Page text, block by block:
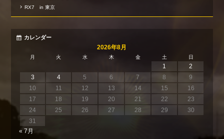
RX7 in 東京
カレンダー
2026年8月
月 火 水 木 金 土 日
1
2
3
4 5 6 7 8
9
10
11 12 13 14 15
16
17
18 19 20 21 22
23
24
25 26 27 28 29
30
31
« 7月